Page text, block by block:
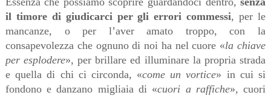
il timore di giudicarci per gli errori commessi, per le
mancanze, o per l’aver amato troppo, con la
consapevolezza che ognuno di noi ha nel cuore «la chiave
per esplodere», per brillare ed illuminare la propria strada
e quella di chi ci circonda, «come un vortice» in cui si
fondono e danzano migliaia di «cuori a raffiche», cuori